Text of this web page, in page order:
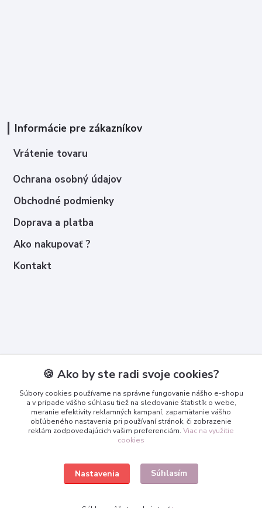
Informácie pre zákazníkov
Vrátenie tovaru
Ochrana osobný údajov
Obchodné podmienky
Doprava a platba
Ako nakupovať ?
Kontakt
+421 950 365 567
info@3dcko.sk
www.3dcko.sk
🍪 Ako by ste radi svoje cookies?
Súbory cookies používame na správne fungovanie nášho e-shopu
a v prípade vášho súhlasu tiež na sledovanie štatistík o webe,
meranie efektivity reklamných kampaní, zapamätanie vášho
obľúbeného nastavenia pri používaní stránok, či zobrazenie
reklám zodpovedajúcich vašim preferenciám. Viac na využitie
cookies
Nastavenia Súhlasím